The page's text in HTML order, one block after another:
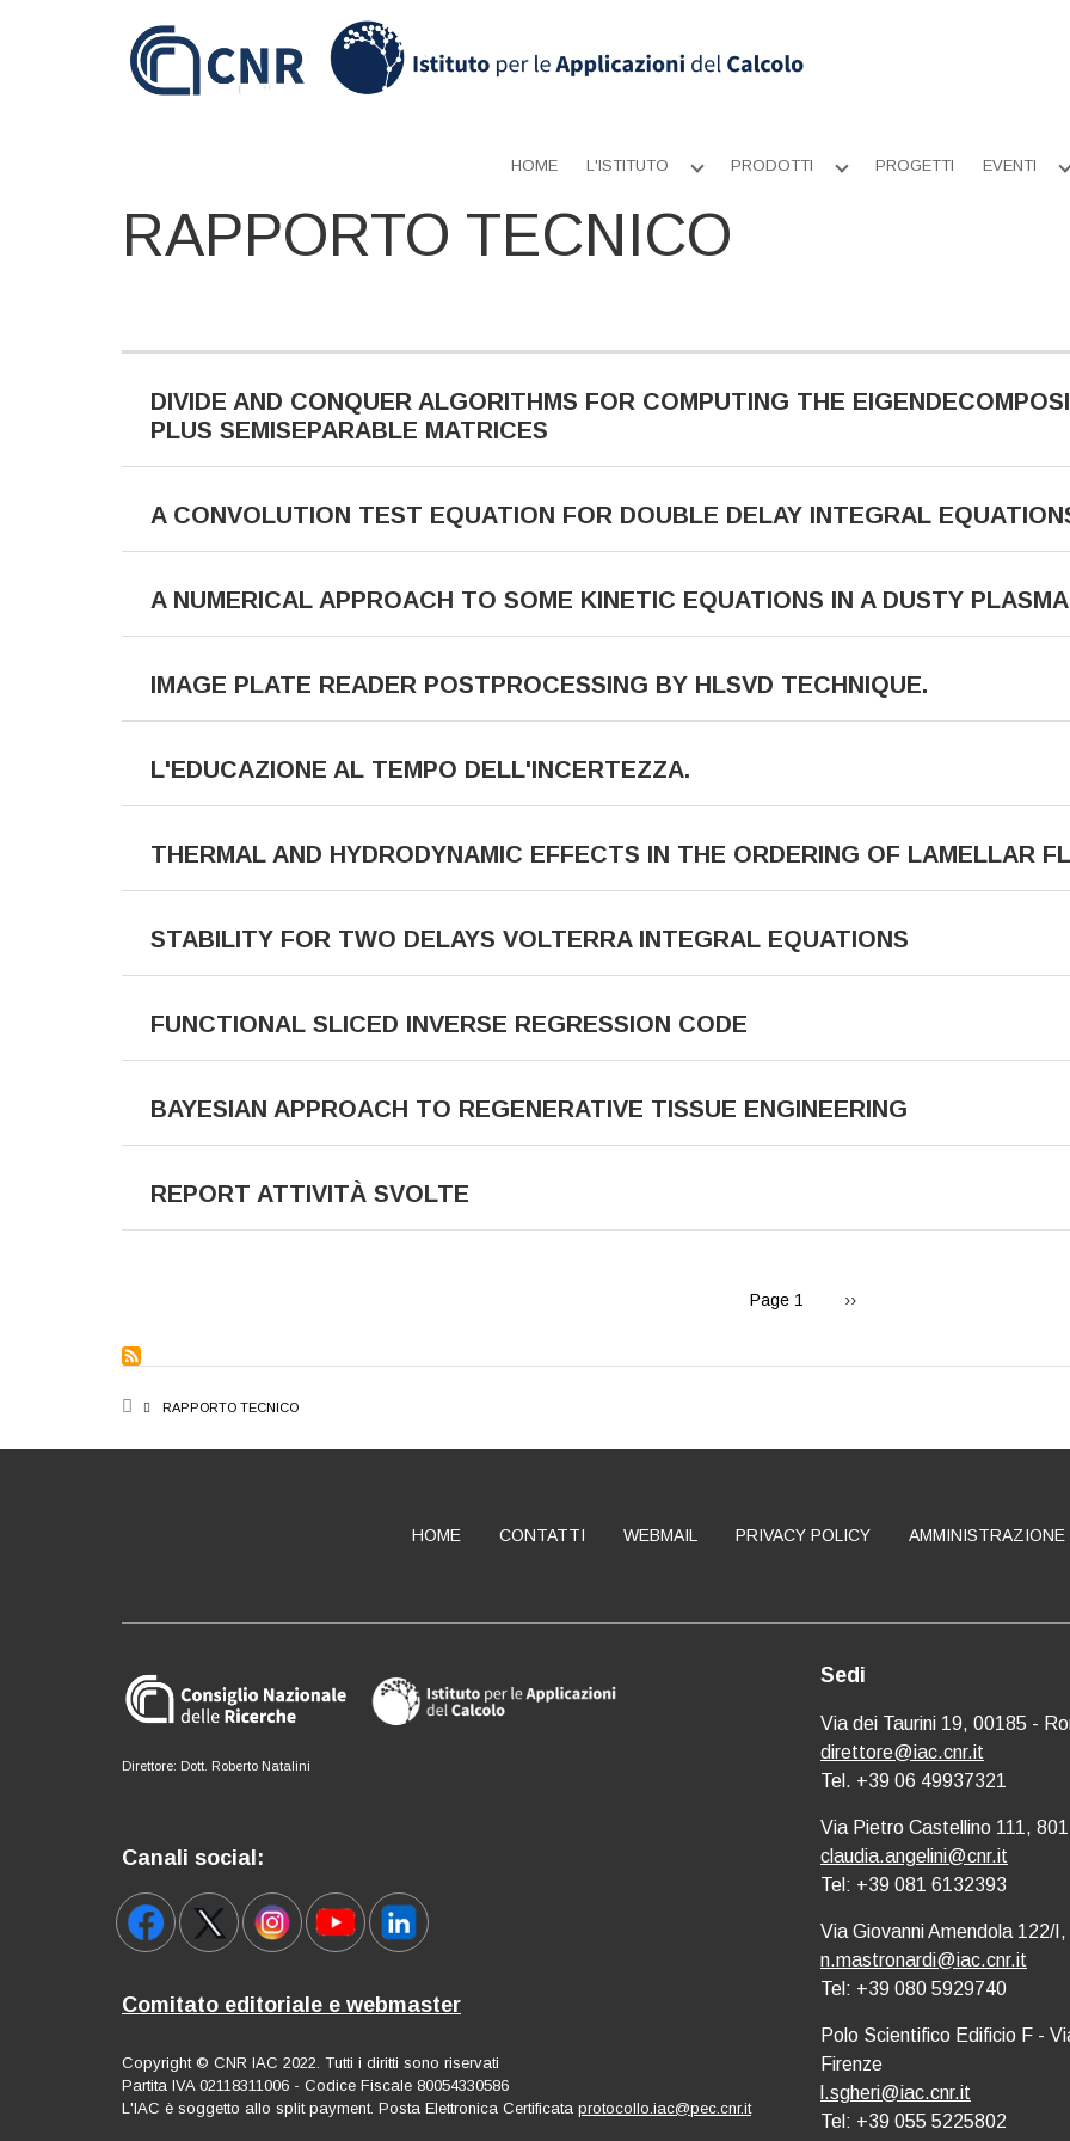
HOME L'ISTITUTO
Apri
PRODOTTI
Apri
PROGETTI EVENTI
RAPPORTO TECNICO
DIVIDE AND CONQUER ALGORITHMS FOR COMPUTING THE
PLUS SEMISEPARABLE MATRICES
A CONVOLUTION TEST EQUATION FOR DOUBLE DELAY INTEGRAL
A NUMERICAL APPROACH TO SOME KINETIC EQUATIONS IN A DUSTY PLASMA
IMAGE PLATE READER POSTPROCESSING BY HLSVD TECHNIQUE.
L'EDUCAZIONE AL TEMPO DELL'INCERTEZZA.
THERMAL AND HYDRODYNAMIC EFFECTS IN THE ORDERING OF LAMELLAR
STABILITY FOR TWO DELAYS VOLTERRA INTEGRAL EQUATIONS
FUNCTIONAL SLICED INVERSE REGRESSION CODE
BAYESIAN APPROACH TO REGENERATIVE TISSUE ENGINEERING
REPORT ATTIVITÀ SVOLTE
Page 1
Next
››
BREADCRUMB
RAPPORTO TECNICO
HOME CONTATTI WEBMAIL PRIVACY POLICY
Direttore: Dott. Roberto Natalini
Canali social:
Comitato editoriale e webmaster
Copyright © CNR IAC 2022. Tutti i diritti sono riservati
Partita IVA 02118311006 - Codice Fiscale 80054330586
L'IAC è soggetto allo split payment. Posta Elettronica Certificata protocollo.iac@pec.cnr.it
Sedi
Via dei Taurini 19, 00185 -
direttore@iac.cnr.it
Tel. +39 06 49937321
Via Pietro Castellino 111,
claudia.angelini@cnr.it
Tel: +39 081 6132393
Via Giovanni Amendola 122/
n.mastronardi@iac.cnr.it
Tel: +39 080 5929740
Polo Scientifico Edificio F -
Firenze
l.sgheri@iac.cnr.it
Tel: +39 055 5225802